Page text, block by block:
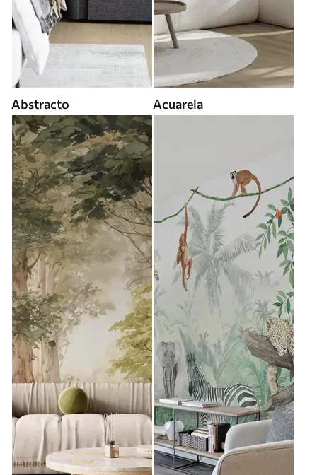
Abstracto Acuarela